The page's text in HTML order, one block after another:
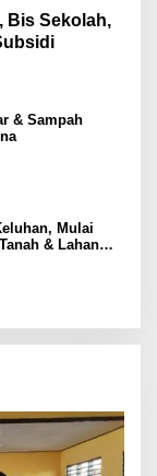
Bis Sekolah,
& Sampah
Mulai
& Lahan